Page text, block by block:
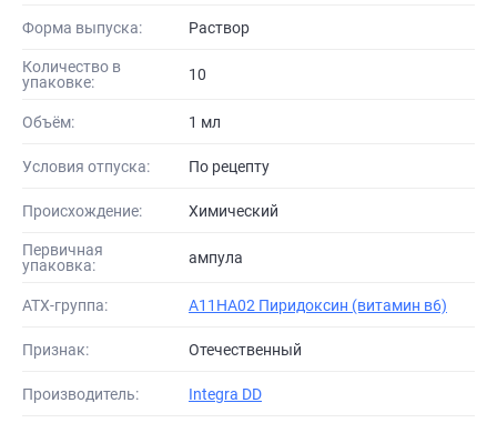
Форма выпуска: Раствор
Количество в
упаковке:
10
Объём: 1 мл
Условия отпуска: По рецепту
Происхождение: Химический
Первичная
упаковка:
ампула
АТХ-группа: A11HA02 Пиридоксин (витамин в6)
Признак: Отечественный
Производитель: Integra DD